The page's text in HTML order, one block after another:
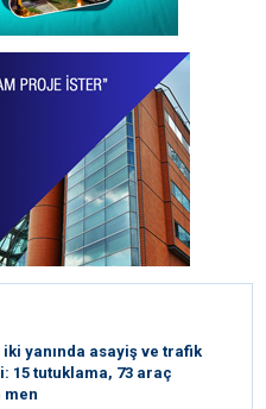
iki yanında asayiş ve trafik
15 tutuklama, 73 araç
men